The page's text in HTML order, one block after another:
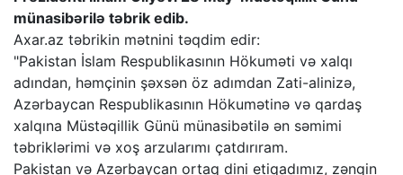
münasibərilə təbrik edib.
Axar.az təbrikin mətnini təqdim edir:
"Pakistan İslam Respublikasının Hökuməti və xalqı
adından, həmçinin şəxsən öz adımdan Zati-alinizə,
Azərbaycan Respublikasının Hökumətinə və qardaş
xalqına Müstəqillik Günü münasibətilə ən səmimi
təbriklərimi və xoş arzularımı çatdırıram.
Pakistan və Azərbaycan ortaq dini etiqadımız, zəngin